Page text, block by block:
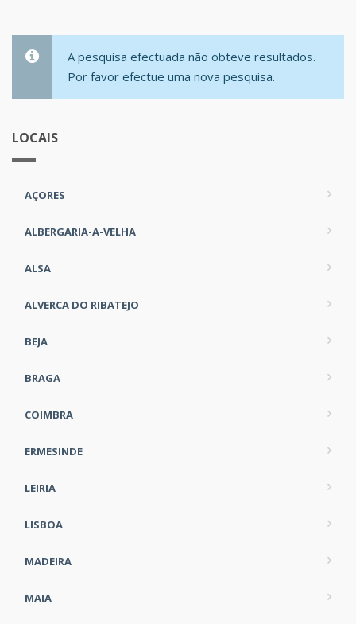
A pesquisa efectuada não obteve resultados.
Por favor efectue uma nova pesquisa.
LOCAIS
AÇORES
ALBERGARIA-A-VELHA
ALSA
ALVERCA DO RIBATEJO
BEJA
BRAGA
COIMBRA
ERMESINDE
LEIRIA
LISBOA
MADEIRA
MAIA